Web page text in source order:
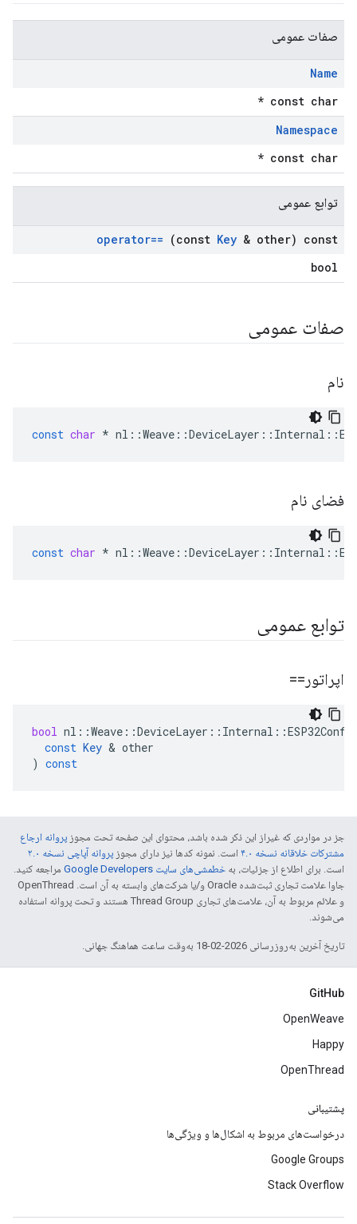
صفات عمومی
Name
const char *
Namespace
const char *
توابع عمومی
operator== (const Key & other) const
bool
صفات عمومی
نام
const char * nl ::Weave ::DeviceLayer :: Internal ::
فضای نام
const char * nl ::Weave ::DeviceLayer :: Internal ::
توابع عمومی
اپراتور==
bool nl ::Weave ::DeviceLayer :: Internal ::
const Key & other
) const
جز در مواردی که غیراز این ذکر شده باشد، محتوای این صفحه تحت مجوز پروانه ارجاع
مشترکات خلاقانه نسخه ۴.۰
است. نمونه کدها نیز دارای مجوز پروانه آپاچی نسخه ۲.۰
است. برای اطلاع از جزئیات، به خطمشی‌های سایت Google Developers‏
مراجعه کنید.
جاوا علامت تجاری ثبت‌شده Oracle و/یا شرکت‌های وابسته به آن است. ‫OpenThread
و علائم مربوط به آن، علامت‌های تجاری Thread Group هستند و تحت پروانه استفاده
می‌شوند.
تاریخ آخرین به‌روزرسانی 2026-02-18 به‌وقت ساعت هماهنگ جهانی.
GitHub
OpenWeave
Happy
OpenThread
پشتیبانی
درخواست‌های مربوط به اشکال‌ها و ویژگی‌ها
Google Groups
Stack Overflow